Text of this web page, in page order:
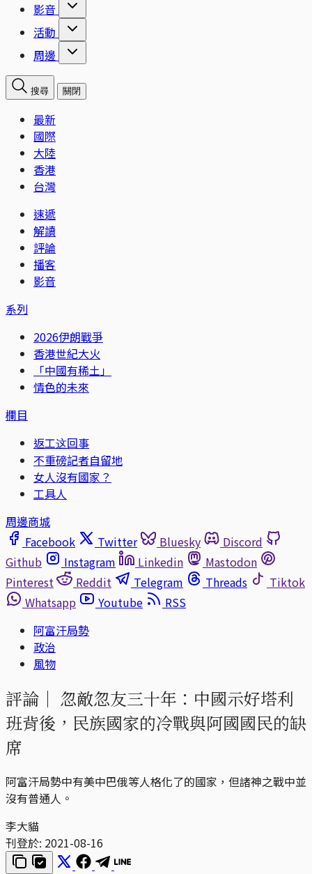
影音
活動
周邊
搜尋 關閉
最新
國際
大陸
香港
台灣
速遞
解讀
評論
播客
影音
系列
2026伊朗戰爭
香港世紀大火
「中國有稀土」
情色的未來
欄目
返工这回事
不重磅記者自留地
女人沒有國家？
工具人
周邊商城
Facebook
Twitter Bluesky
Discord
Github
Instagram Linkedin
Mastodon
Pinterest
Reddit Telegram Threads
Tiktok
Whatsapp
Youtube
RSS
阿富汗局勢
政治
風物
評論｜ 忽敵忽友三十年：中國示好塔利
班背後，民族國家的冷戰與阿國國民的缺
席
阿富汗局勢中有美中巴俄等人格化了的國家，但諸神之戰中並
沒有普通人。
李大貓
刊登於: 2021-08-16